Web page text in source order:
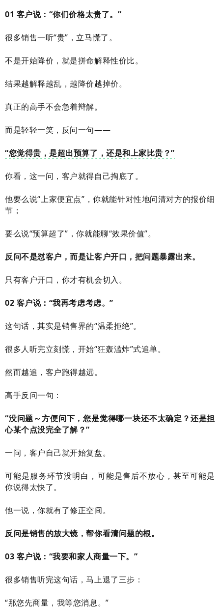
01 客户说：“你们价格太贵了。”
很多销售一听“贵”，立马慌了。
不是开始降价，就是拼命解释性价比。
结果越解释越乱，越降价越掉价。
真正的高手不会急着辩解。
而是轻轻一笑，反问一句——
“您觉得贵，是超出预算了，还是和上家比贵？”
你看，这一问，客户就得自己掏底了。
他要么说“上家便宜点”，你就能针对性地问清对方的报价细
节；
要么说“预算超了”，你就能聊“效果价值”。
反问不是怼客户，而是让客户开口，把问题暴露出来。
只有客户开口，你才有机会切入。
02 客户说：“我再考虑考虑。”
这句话，其实是销售界的“温柔拒绝”。
很多人听完立刻慌，开始“狂轰滥炸”式追单。
然而越追，客户跑得越远。
高手反问一句：
“没问题～方便问下，您是觉得哪一块还不太确定？还是担
心某个点没完全了解？”
一问，客户自己就开始复盘。
可能是服务环节没明白，可能是售后不放心，甚至可能是
你说得太快了。
他一说，你就有了修正空间。
反问是销售的放大镜，帮你看清问题的根。
03 客户说：“我要和家人商量一下。”
很多销售听完这句话，马上退了三步：
“那您先商量，我等您消息。”